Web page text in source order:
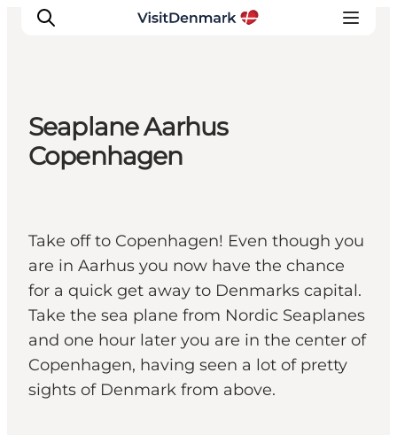
Inspirations
Destinations
Planifiez votre voyage
Seaplane Aarhus
Copenhagen
Take off to Copenhagen! Even though you
are in Aarhus you now have the chance
for a quick get away to Denmarks capital.
Take the sea plane from Nordic Seaplanes
and one hour later you are in the center of
Copenhagen, having seen a lot of pretty
sights of Denmark from above.